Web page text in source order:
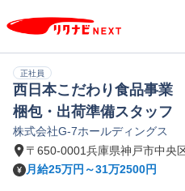
正社員
西日本こだわり食品事業
梱包・出荷準備スタッフ
株式会社G-7ホールディングス
〒650-0001兵庫県神戸市中央
月給25万円～31万2500円